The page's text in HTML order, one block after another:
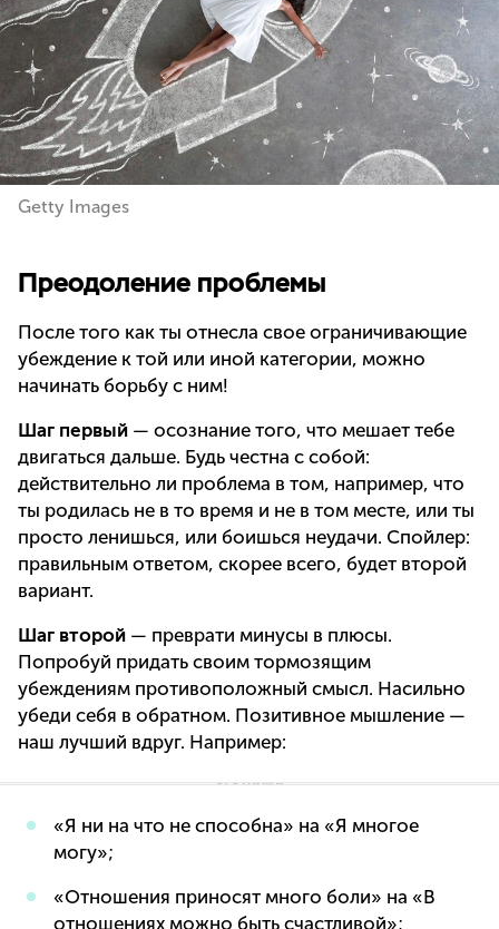
Getty Images
Преодоление проблемы
После того как ты отнесла свое ограничивающие
убеждение к той или иной категории, можно
начинать борьбу с ним!
Шаг первый — осознание того, что мешает тебе
двигаться дальше. Будь честна с собой:
действительно ли проблема в том, например, что
ты родилась не в то время и не в том месте, или ты
просто ленишься, или боишься неудачи. Спойлер:
правильным ответом, скорее всего, будет второй
вариант.
Шаг второй — преврати минусы в плюсы.
Попробуй придать своим тормозящим
убеждениям противоположный смысл. Насильно
убеди себя в обратном. Позитивное мышление —
наш лучший вдруг. Например:
«Я ни на что не способна» на «Я многое
могу»;
«Отношения приносят много боли» на «В
отношениях можно быть счастливой»;